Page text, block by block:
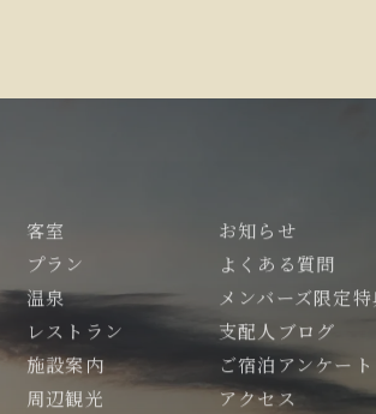
客室
プラン
温泉
レストラン
施設案内
周辺観光
お知らせ
よくある質問
メンバーズ限定
支配人ブログ
ご宿泊アンケート
アクセス